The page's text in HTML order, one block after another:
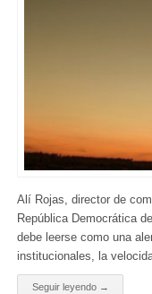
Alí Rojas, director de
República Democrática
debe leerse como una
institucionales, la
Seguir leyendo →